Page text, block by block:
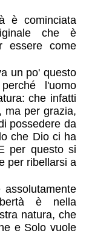
è cominciata
che è
essere come
un po' questo
l'uomo
che infatti
ma per grazia,
possedere da
che Dio ci ha
per questo si
per ribellarsi a
è nella
natura, che
e Solo vuole